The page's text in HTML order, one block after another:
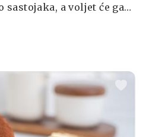
sastojaka, a voljet će ga